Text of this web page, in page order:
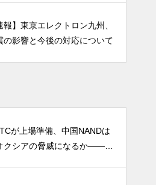
報】東京エレクトロン九州、
の影響と今後の対応について
が上場準備、中国NANDは
クシアの脅威になるか――AI